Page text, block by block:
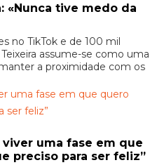
«Nunca tive medo da
no TikTok e de 100 mil
assume-se como uma
a proximidade com os
viver uma fase em que
preciso para ser feliz”